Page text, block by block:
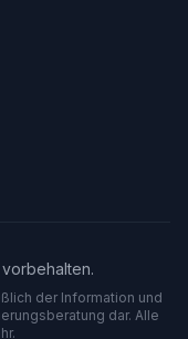
der Information und
dar. Alle